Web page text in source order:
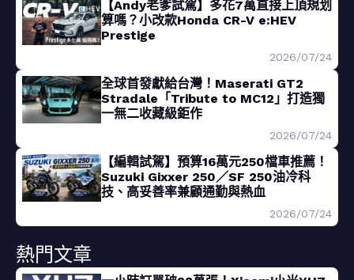
【Andy老爹試駕】多花7萬直接上頂規划
算嗎？小改款Honda CR-V e:HEV
Prestige
2026/07/24
全球首發獻給台灣！Maserati GT2
Stradale「Tribute to MC12」打造獨
一無二收藏級鉅作
2026/07/24
【編輯試駕】預算16萬元250檔車推薦！
Suzuki Gixxer 250／SF 250油冷科
技、高妥善率兼顧通勤與熱血
2026/07/24
熱門文章